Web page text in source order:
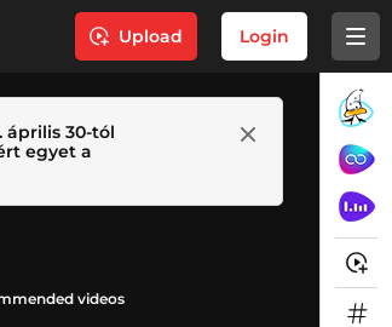
Upload Login
április 30-tól
egyet a
videos